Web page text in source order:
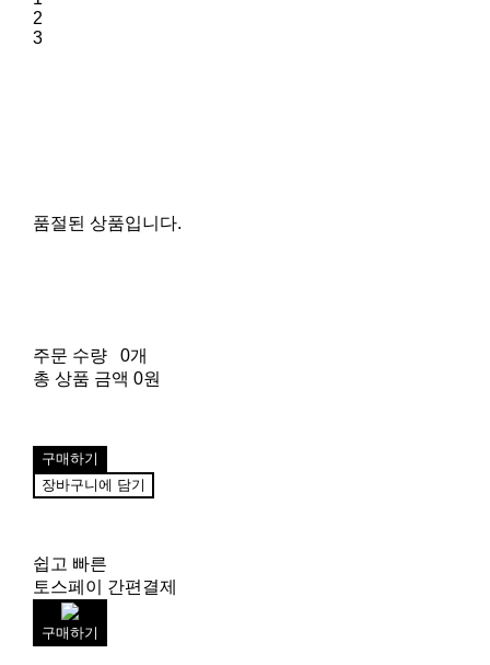
2
3
품절된 상품입니다.
주문 수량
0개
총 상품 금액 0원
구매하기
장바구니에 담기
쉽고 빠른
토스페이 간편결제
구매하기